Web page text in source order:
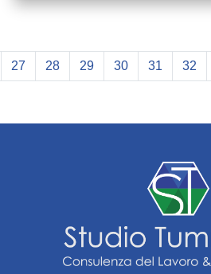
27 28 29 30 31 32